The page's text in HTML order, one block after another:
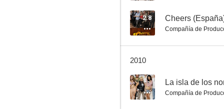
La isla de los nominados
--
2.8 Cheers
Compañía de
2010
-- La isla de los
Compañía de